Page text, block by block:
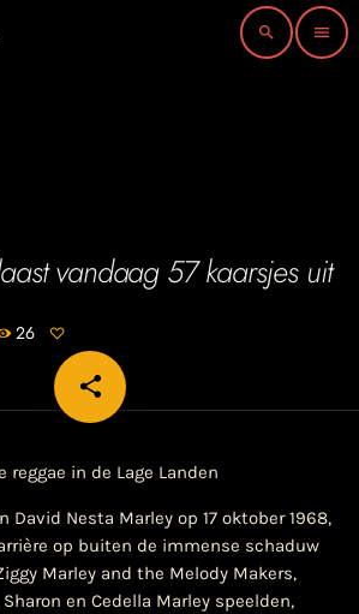
search menu
vandaag 57 kaarsjes uit
26
share
email
reggae in de Lage Landen
David Nesta Marley op 17 oktober 1968,
op buiten de immense schaduw
Marley and the Melody Makers,
en Cedella Marley speelden,